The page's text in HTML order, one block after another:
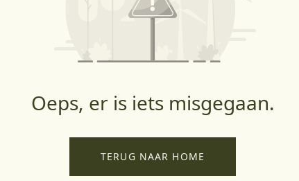
Oeps, er is iets misgegaan.
TERUG NAAR HOME